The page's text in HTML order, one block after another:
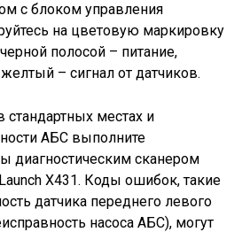
с блоком управления
на цветовую маркировку
полосой – питание,
– сигнал от датчиков.
стандартных местах и
АБС выполните
диагностическим сканером
X431. Коды ошибок, такие
датчика переднего левого
насоса АБС), могут